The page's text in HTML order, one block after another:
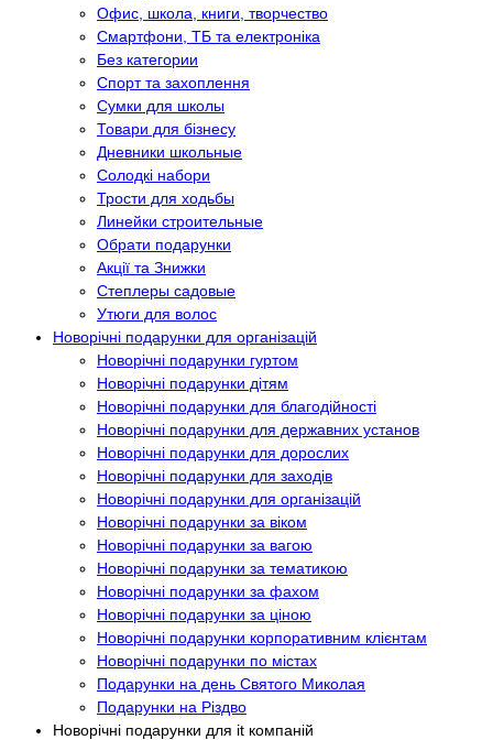
Офис, школа, книги, творчество
Смартфони, ТБ та електроніка
Без категории
Спорт та захоплення
Сумки для школы
Товари для бізнесу
Дневники школьные
Солодкі набори
Трости для ходьбы
Линейки строительные
Обрати подарунки
Акції та Знижки
Степлеры садовые
Утюги для волос
Новорічні подарунки для організацій
Новорічні подарунки гуртом
Новорічні подарунки дітям
Новорічні подарунки для благодійності
Новорічні подарунки для державних установ
Новорічні подарунки для дорослих
Новорічні подарунки для заходів
Новорічні подарунки для організацій
Новорічні подарунки за віком
Новорічні подарунки за вагою
Новорічні подарунки за тематикою
Новорічні подарунки за фахом
Новорічні подарунки за ціною
Новорічні подарунки корпоративним клієнтам
Новорічні подарунки по містах
Подарунки на день Святого Миколая
Подарунки на Різдво
Новорічні подарунки для it компаній